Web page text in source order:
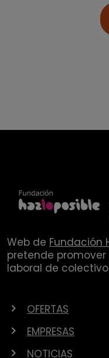
Web de Fundación
pretende
laboral de
OFERTAS
EMPRESAS
NOTICIAS